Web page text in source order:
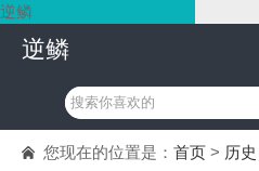
逆鳞
逆鳞
您现在的位置是： 首页 > 历史